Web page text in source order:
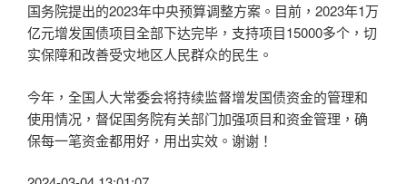
国务院提出的2023年中央预算调整方案。目前，2023年1万
亿元增发国债项目全部下达完毕，支持项目15000多个，切
实保障和改善受灾地区人民群众的民生。
今年，全国人大常委会将持续监督增发国债资金的管理和
使用情况，督促国务院有关部门加强项目和资金管理，确
保每一笔资金都用好，用出实效。谢谢！